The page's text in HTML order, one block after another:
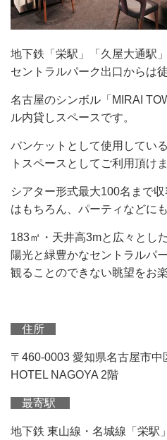
地下鉄「栄駅」「久屋大通駅
セントラルパーク出口からは
名古屋のシンボル「MIRAI
ル内貸しスペースです。
バンケットとして使用してい
トスペースとしてご利用頂けま
シアター形式最大100名まで
はもちろん、パーティなどに
183㎡・天井高3mと広々とし
陽光と緑豊かなセントラルパ
観ることのできない眺望をお
住所
〒460-0003 愛知県名古屋市
HOTEL NAGOYA 2階
最寄駅
地下鉄 東山線・名城線「栄駅